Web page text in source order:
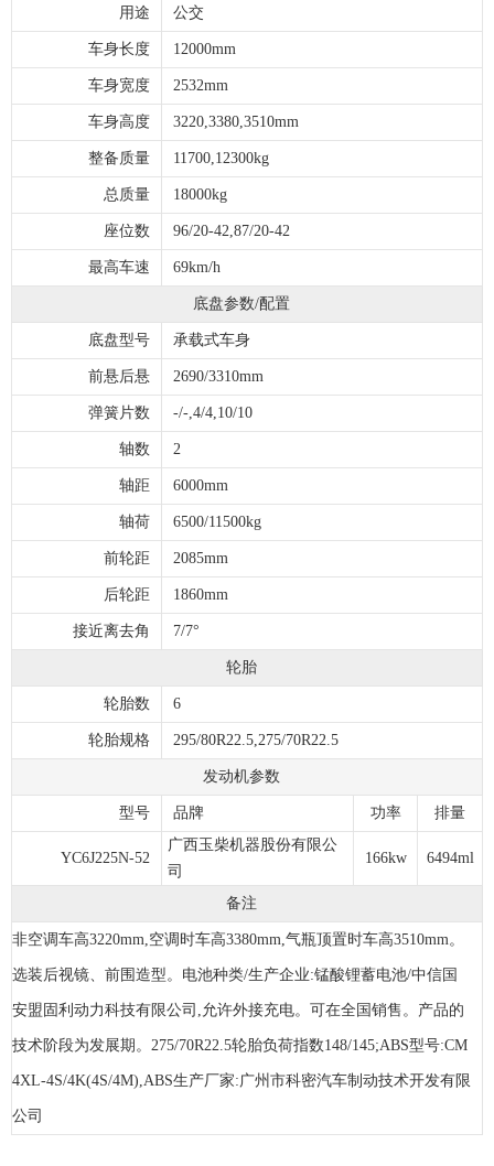
用途 公交
车身长度 12000mm
车身宽度 2532mm
车身高度 3220,3380,3510mm
整备质量 11700,12300kg
总质量 18000kg
座位数 96/20-42,87/20-42
最高车速 69km/h
底盘参数/配置
底盘型号 承载式车身
前悬后悬 2690/3310mm
弹簧片数 -/-,4/4,10/10
轴数 2
轴距 6000mm
轴荷 6500/11500kg
前轮距 2085mm
后轮距 1860mm
接近离去角 7/7°
轮胎
轮胎数 6
轮胎规格 295/80R22.5,275/70R22.5
发动机参数
型号 品牌 功率 排量
YC6J225N-52
广西玉柴机器股份有限公
司
166kw 6494ml
备注
非空调车高3220mm,空调时车高3380mm,气瓶顶置时车高3510mm。
选装后视镜、前围造型。电池种类/生产企业:锰酸锂蓄电池/中信国
安盟固利动力科技有限公司,允许外接充电。可在全国销售。产品的
技术阶段为发展期。275/70R22.5轮胎负荷指数148/145;ABS型号:CM
4XL-4S/4K(4S/4M),ABS生产厂家:广州市科密汽车制动技术开发有限
公司